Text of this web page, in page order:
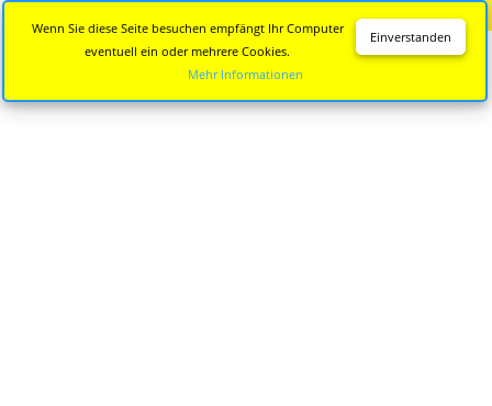
Einverstanden
Wenn Sie diese Seite besuchen empfängt Ihr Computer
eventuell ein oder mehrere Cookies.
Mehr Informationen